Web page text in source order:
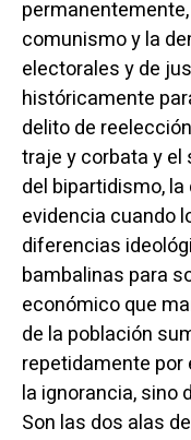
comunismo y la
electorales y de
históricamente
delito de
traje y corbata y el
del bipartidismo,
evidencia cuando
diferencias
bambalinas para
económico que
de la población
repetidamente por
la ignorancia, sino
Son las dos alas